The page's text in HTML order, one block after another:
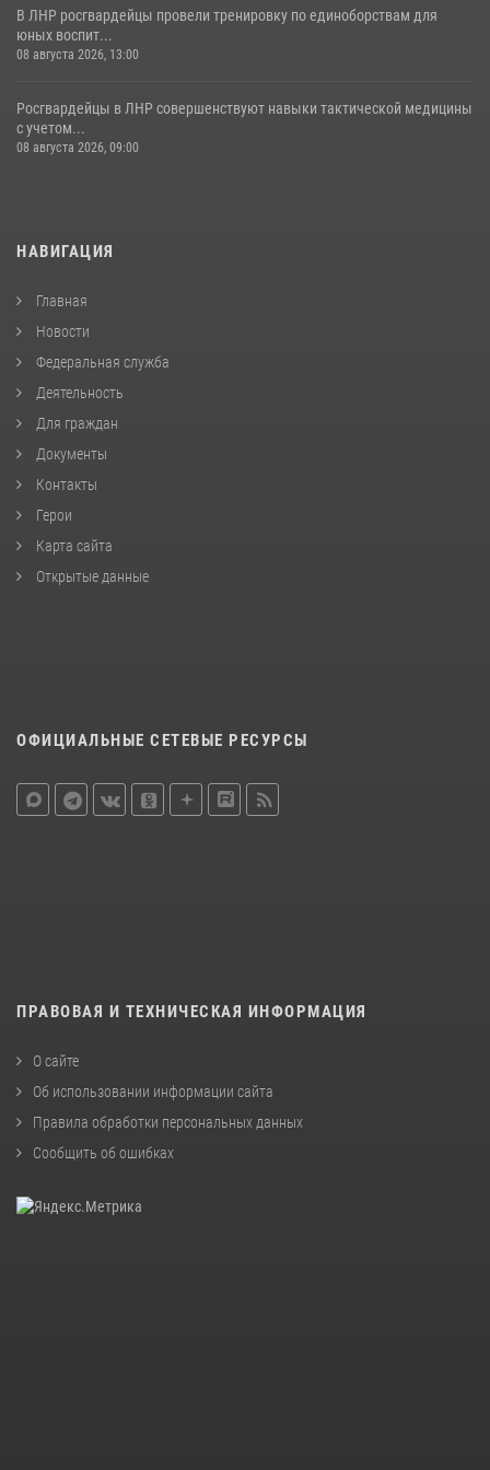
В ЛНР росгвардейцы провели тренировку по единоборствам для
юных воспит...
08 августа 2026, 13:00
Росгвардейцы в ЛНР совершенствуют навыки тактической медицины
с учетом...
08 августа 2026, 09:00
НАВИГАЦИЯ
Главная
Новости
Федеральная служба
Деятельность
Для граждан
Документы
Контакты
Герои
Карта сайта
Открытые данные
ОФИЦИАЛЬНЫЕ СЕТЕВЫЕ РЕСУРСЫ
ПРАВОВАЯ И ТЕХНИЧЕСКАЯ ИНФОРМАЦИЯ
О сайте
Об использовании информации сайта
Правила обработки персональных данных
Сообщить об ошибках